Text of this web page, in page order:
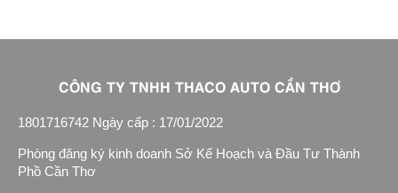
CÔNG TY TNHH THACO AUTO CẦN THƠ
1801716742 Ngày cấp : 17/01/2022
Phòng đăng ký kinh doanh Sở Kế Hoạch và Đầu Tư Thành
Phồ Cần Thơ